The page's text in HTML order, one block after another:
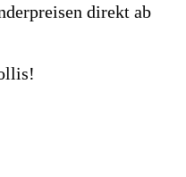
direkt ab